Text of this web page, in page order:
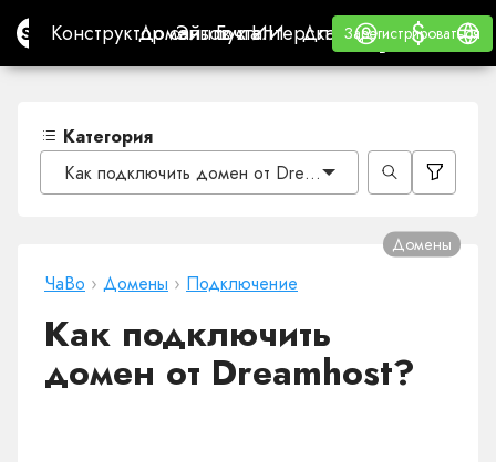
Site.proКонструктор сайтов с ИИ
Конструктор сайтов с ИИ
Домены
ДоменыЭл. почта
Эл. почта
Бухгалтерская программа
Бухгалтерская программа
Для
Для Реселлеров
ВАЙТ ЛЕЙБЛ
Обучение
Обучение
Зарегистрироваться
Зарегистрироваться
Войти $
$
Категория
Как подключить домен от Dreamhost?
ЧаВо › Домены › Подключение
Домены
Как подключить
домен от Dreamhost?